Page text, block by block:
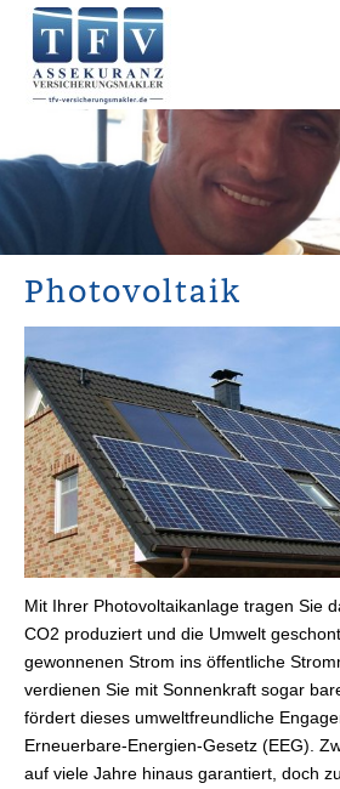
Photovoltaik
Mit Ihrer Photovoltaikanlage tragen Sie
CO2 produziert und die Umwelt
gewonnenen Strom ins öffentliche
verdienen Sie mit Sonnenkraft sogar
fördert dieses umweltfreundliche
Erneuerbare-Energien-Gesetz (EEG).
auf viele Jahre hinaus garantiert, doch